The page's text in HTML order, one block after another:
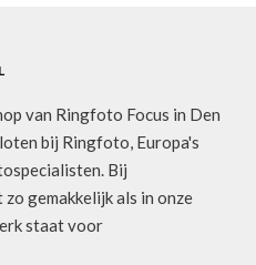
van Ringfoto Focus in Den
bij Ringfoto, Europa's
Bij
gemakkelijk als in onze
staat voor